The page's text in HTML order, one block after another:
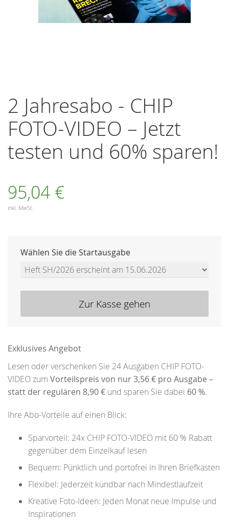
der
Bildergalerie
springen
2 Jahresabo - CHIP
FOTO-VIDEO – Jetzt
testen und 60% sparen!
95,04 €
inkl. MwSt.
Wählen Sie die Startausgabe
Zur Kasse gehen
Exklusives Angebot
Lesen oder verschenken Sie 24 Ausgaben CHIP FOTO-
VIDEO zum Vorteilspreis von nur 3,56 € pro Ausgabe –
statt der regulären 8,90 € und sparen Sie dabei 60 %.
Ihre Abo-Vorteile auf einen Blick:
Sparvorteil: 24x CHIP FOTO-VIDEO mit 60 % Rabatt
gegenüber dem Einzelkauf lesen
Bequem: Pünktlich und portofrei in Ihren Briefkasten
Flexibel: Jederzeit kündbar nach Mindestlaufzeit
Kreative Foto-Ideen: Jeden Monat neue Impulse und
Inspirationen